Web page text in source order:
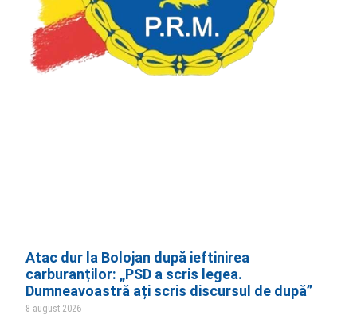
Atac dur la Bolojan după ieftinirea
carburanților: „PSD a scris legea.
Dumneavoastră ați scris discursul de după”
8 august 2026